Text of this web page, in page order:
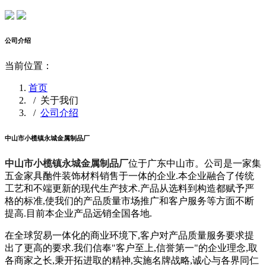
公司介绍
当前位置：
首页
/ 关于我们
/ 公司介绍
中山市小榄镇永城金属制品厂
中山市小榄镇永城金属制品厂位于广东中山市。公司是一家集
五金家具酏件装饰材料销售于一体的企业.本企业融合了传统
工艺和不端更新的现代生产技术.产品从选料到构造都赋予严
格的标准,使我们的产品质量市场推广和客户服务等方面不断
提高.目前本企业产品远销全国各地.
在全球贸易一体化的商业环境下,客户对产品质量服务要求提
出了更高的要求.我们信奉"客户至上,信誉第一"的企业理念,取
各商家之长,秉开拓进取的精神,实施名牌战略,诚心与各界同仁